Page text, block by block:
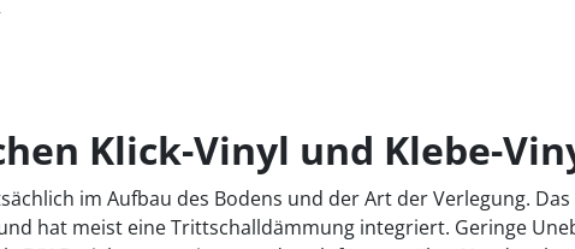
Klick-Vinyl und Klebe-
im Aufbau des Bodens und der Art der Verlegung.
hat meist eine Trittschalldämmung integriert. Geringe